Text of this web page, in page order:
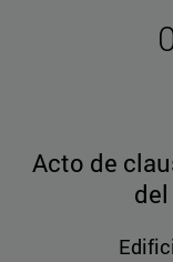
Acto de